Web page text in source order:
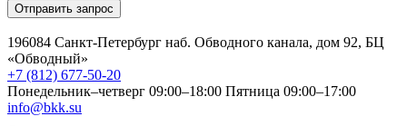
Отправить запрос
196084 Санкт-Петербург наб. Обводного канала, дом 92, БЦ
«Обводный»
+7 (812) 677-50-20
Понедельник–четверг 09:00–18:00 Пятница 09:00–17:00
info@bkk.su